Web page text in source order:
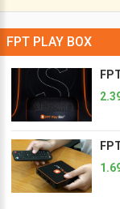
FPT PLAY BOX